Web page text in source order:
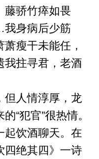
藤骄竹瘁如畏
身病后少筋
瘦干未能任，
我拄寻君，老酒
人情淳厚，龙
“犯官”很热情。
起饮酒聊天。在
四绝其四》一诗